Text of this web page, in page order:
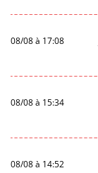
08/08 à 17:08
08/08 à 15:34
08/08 à 14:52